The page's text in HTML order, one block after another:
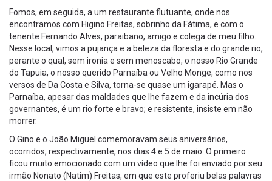
Fomos, em seguida, a um restaurante flutuante, onde nos
encontramos com Higino Freitas, sobrinho da Fátima, e com o
tenente Fernando Alves, paraibano, amigo e colega de meu filho.
Nesse local, vimos a pujança e a beleza da floresta e do grande rio,
perante o qual, sem ironia e sem menoscabo, o nosso Rio Grande
do Tapuia, o nosso querido Parnaíba ou Velho Monge, como nos
versos de Da Costa e Silva, torna-se quase um igarapé. Mas o
Parnaíba, apesar das maldades que lhe fazem e da incúria dos
governantes, é um rio forte e bravo; e resistente, insiste em não
morrer.
O Gino e o João Miguel comemoravam seus aniversários,
ocorridos, respectivamente, nos dias 4 e 5 de maio. O primeiro
ficou muito emocionado com um vídeo que lhe foi enviado por seu
irmão Nonato (Natim) Freitas, em que este proferiu belas palavras